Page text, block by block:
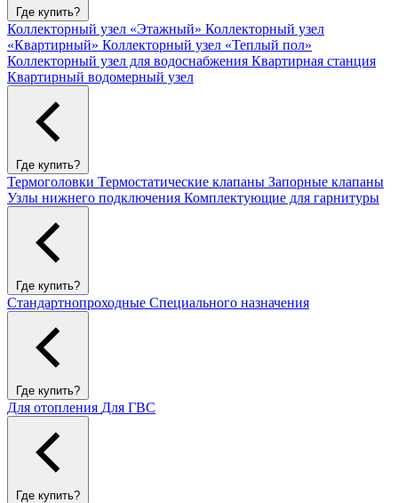
Где купить?
Коллекторный узел «Этажный» Коллекторный узел
«Квартирный» Коллекторный узел «Теплый пол»
Коллекторный узел для водоснабжения Квартирная станция
Квартирный водомерный узел
Где купить?
Термоголовки Термостатические клапаны Запорные клапаны
Узлы нижнего подключения Комплектующие для гарнитуры
Где купить?
Стандартнопроходные Специального назначения
Где купить?
Для отопления Для ГВС
Где купить?